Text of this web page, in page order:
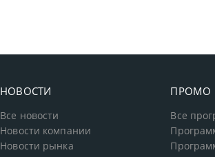
НОВОСТИ
Все новости
Новости компании
Новости рынка
ПРОМО
Все